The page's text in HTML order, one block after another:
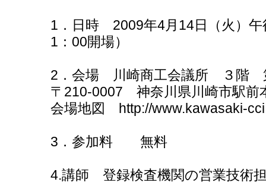
1．日時 2009年4月14日（火）
1：00開場）
2．会場 川崎商工会議所 ３階
〒210-0007 神奈川県川崎市駅前
会場地図 http://www.kawasaki-
3．参加料 無料
4.講師 登録検査機関の営業技術